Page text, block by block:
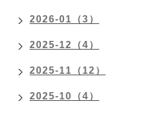
2026-01（3）
2025-12（4）
2025-11（12）
2025-10（4）